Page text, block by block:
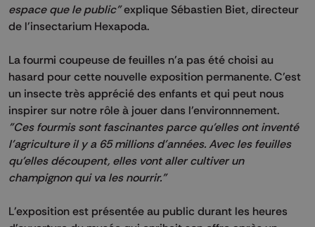
espace que le public"explique Sébastien Biet, directeur
de l'insectarium Hexapoda.
La fourmi coupeuse de feuilles n'a pas été choisi au
hasard pour cette nouvelle exposition permanente. C'est
un insecte très apprécié des enfants et qui peut nous
inspirer sur notre rôle à jouer dans l'environnnement.
"Ces fourmis sont fascinantes parce qu'elles ont inventé
l'agriculture il y a 65 millions d'années. Avec les feuilles
qu'elles découpent, elles vont aller cultiver un
champignon qui va les nourrir."
L'exposition est présentée au public durant les heures